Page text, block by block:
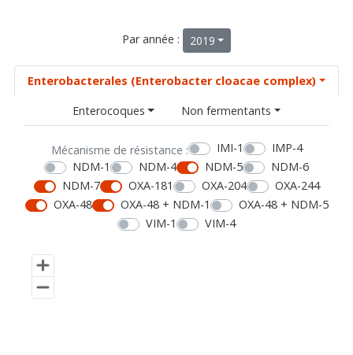
Par année : 2019
Enterobacterales (Enterobacter cloacae complex)
Enterocoques
Non fermentants
Mécanisme de résistance : IMI-1
IMP-4
NDM-1
NDM-4 NDM-5
NDM-6
NDM-7
OXA-181 OXA-204
OXA-244
OXA-48
OXA-48 + NDM-1
OXA-48 + NDM-5
VIM-1
VIM-4